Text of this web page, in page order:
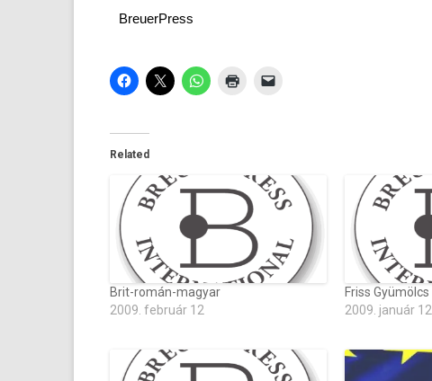
BreuerPress
Related
Brit-román-magyar
2009. február 12
Friss Gyümölcs
2009. január 12